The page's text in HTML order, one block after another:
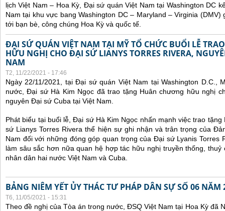
lịch Việt Nam – Hoa Kỳ, Đại sứ quán Việt Nam tại Washington DC
Nam tại khu vực bang Washington DC – Maryland – Virginia
tới bạn bè, công chúng Hoa Kỳ và quốc tế.
ĐẠI SỨ QUÁN VIỆT NAM TẠI MỸ TỔ CHỨC BUỔI LỄ
HỮU NGHỊ CHO ĐẠI SỨ LIANYS TORRES RIVERA,
NAM
T2, 11/22/2021 - 17:46
Ngày 22/11/2021, tại Đại sứ quán Việt Nam tại Washington D.C.,
nước, Đại sứ Hà Kim Ngọc đã trao tặng Huân chương hữu nghị
nguyên Đại sứ Cuba tại Việt Nam.
Phát biểu tại buổi lễ, Đại sứ Hà Kim Ngọc nhấn mạnh việc trao
sứ Lianys Torres Rivera thể hiện sự ghi nhận và trân trọng của
Nam đối với những đóng góp quan trọng của Đại sứ Lyanis Torres
làm sâu sắc hơn nữa quan hệ hợp tác hữu nghị truyền thống,
nhân dân hai nước Việt Nam và Cuba.
BẢNG NIÊM YẾT ỦY THÁC TƯ PHÁP DÂN SỰ SỐ 06 NĂM
T6, 11/05/2021 - 15:31
Theo đề nghị của Tòa án trong nước, ĐSQ Việt Nam tại Hoa Kỳ đã